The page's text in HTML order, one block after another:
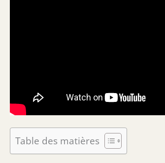
Table des matières